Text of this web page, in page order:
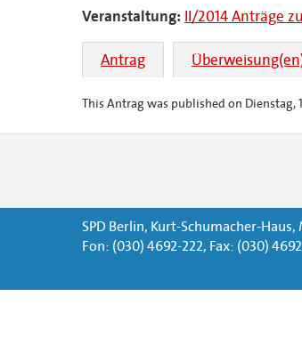
Veranstaltung: II/2014 Anträge
Antrag
This Antrag was published on Dienstag,
SPD Berlin, Kurt-Schumacher-Haus,
Fon: (030) 4692-222, Fax: (030)